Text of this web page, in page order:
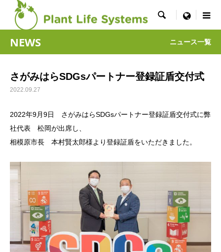
 menu
NEWS ニュース一覧
さがみはらSDGsパートナー登録証盾交付式
2022.09.27
2022年9月9日 さがみはらSDGsパートナー登録証盾交付式に弊
社代表 松岡が出席し、
相模原市長 本村賢太郎様より登録証盾をいただきました。